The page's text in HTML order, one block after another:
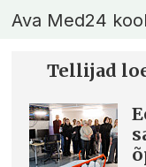
Ava Med24
Tellijad